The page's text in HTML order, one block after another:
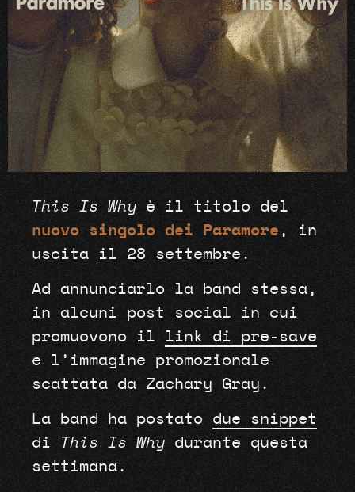
This Is Whyè il titolo del
nuovo singolo dei Paramore , in
uscita il 28 settembre.
Ad annunciarlo la band stessa,
in alcuni post social in cui
promuovono il link di pre-save
e l’immagine promozionale
scattata da Zachary Gray.
La band ha postato due snippet
di
This Is Whydurante questa
settimana.